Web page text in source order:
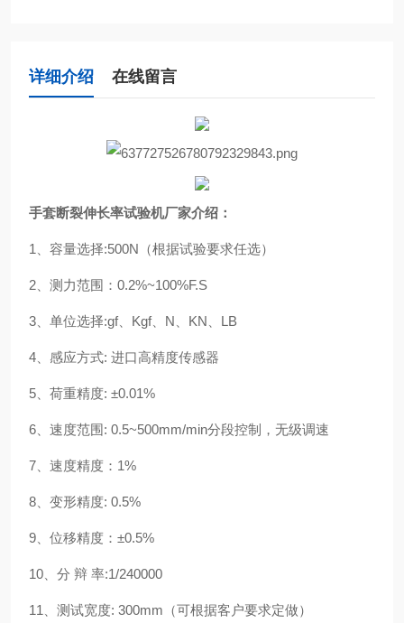
详细介绍 在线留言
手套断裂伸长率试验机厂家介绍：
1 、容量选择:500N （根据试验要求任选）
2 、测力范围：0.2%~100%F.S
3 、单位选择:gf、Kgf、N、KN、LB
4 、感应方式: 进口高精度传感器
5 、荷重精度: ±0.01%
6 、速度范围: 0.5~500mm/min分段控制，无级调速
7 、速度精度：1%
8 、变形精度: 0.5%
9 、位移精度：±0.5%
10 、分 辩 率:1/240000
11 、测试宽度: 300mm （可根据客户要求定做）